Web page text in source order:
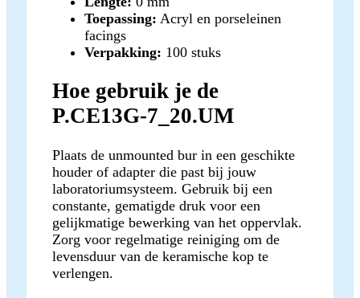
Toepassing: Acryl en porseleinen
facings
Verpakking: 100 stuks
Hoe gebruik je de
P.CE13G-7_20.UM
Plaats de unmounted bur in een geschikte
houder of adapter die past bij jouw
laboratoriumsysteem. Gebruik bij een
constante, gematigde druk voor een
gelijkmatige bewerking van het oppervlak.
Zorg voor regelmatige reiniging om de
levensduur van de keramische kop te
verlengen.